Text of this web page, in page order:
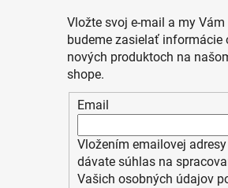
Vložte svoj e-mail a my Vám
budeme zasielať informácie
nových produktoch na
shope.
Email
Vložením emailovej adresy
dávate súhlas na
Vašich osobných údajov